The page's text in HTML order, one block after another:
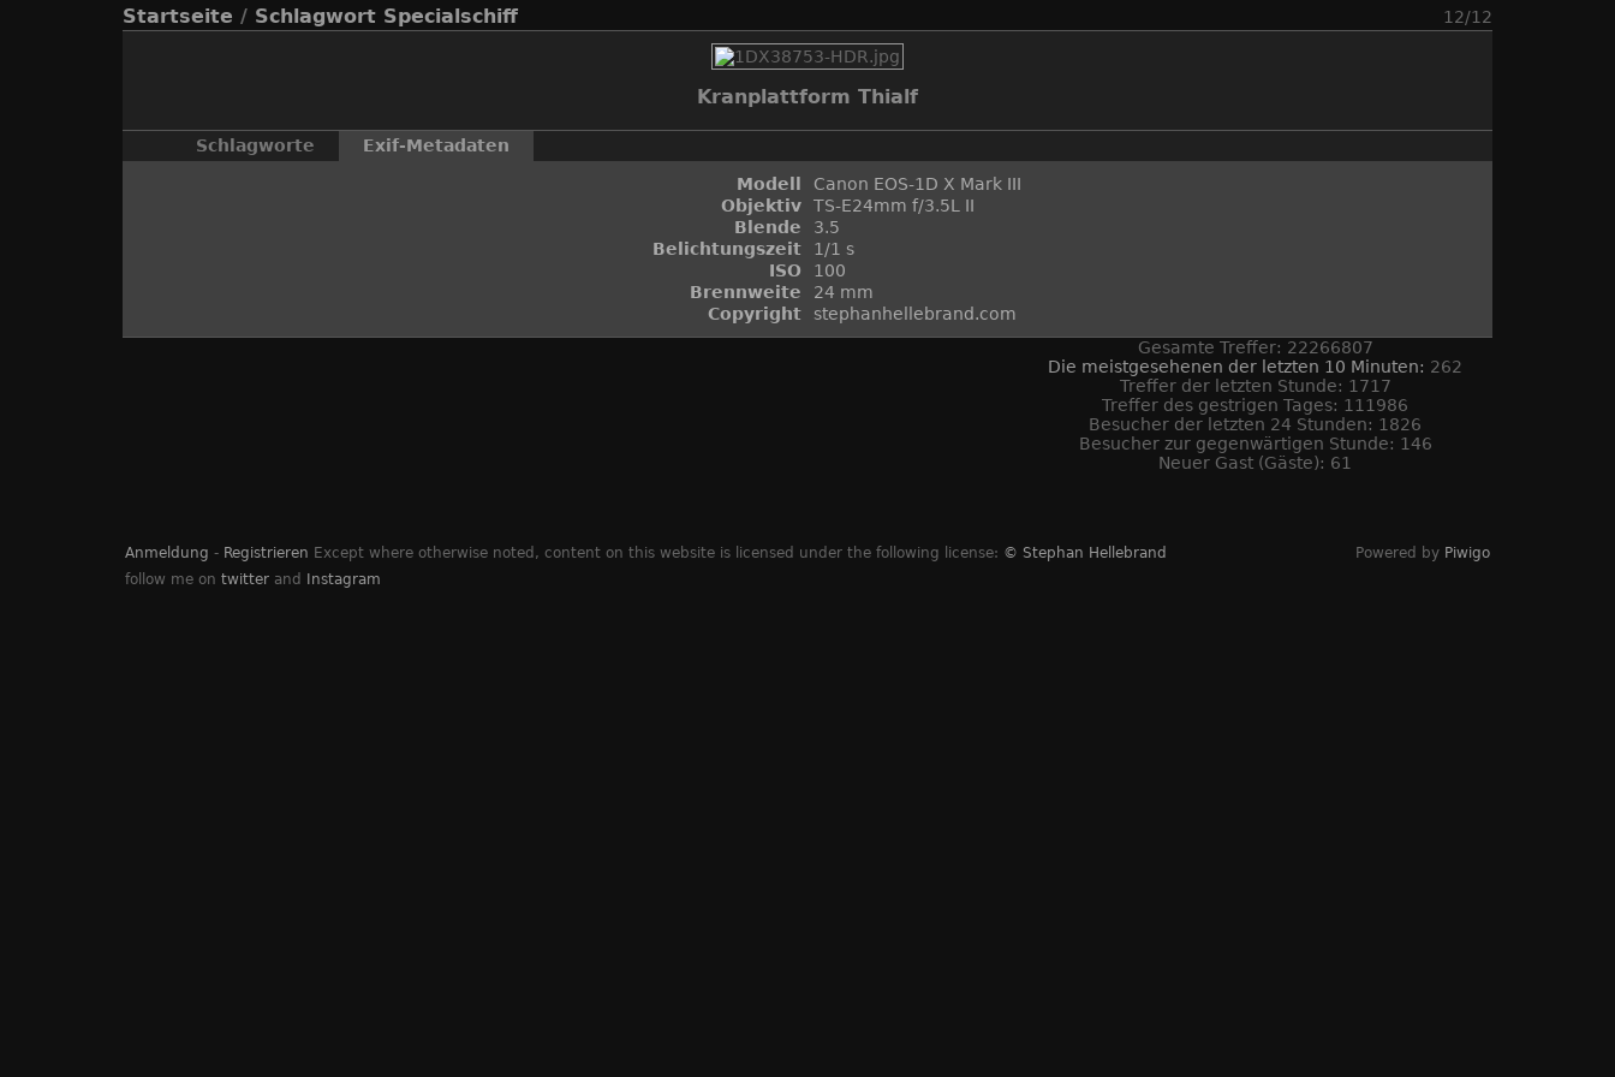
12/12
Startseite / Schlagwort Specialschiff
Kranplattform Thialf
Schlagworte
Exif-Metadaten
Modell
Canon EOS-1D X Mark III
Objektiv
TS-E24mm f/3.5L II
Blende
3.5
Belichtungszeit
1/1 s
ISO
100
Brennweite
24 mm
Copyright
stephanhellebrand.com
Gesamte Treffer: 22266807
Die meistgesehenen der letzten 10 Minuten: 262
Treffer der letzten Stunde: 1717
Treffer des gestrigen Tages: 111986
Besucher der letzten 24 Stunden: 1826
Besucher zur gegenwärtigen Stunde: 146
Neuer Gast (Gäste): 61
Anmeldung - Registrieren Except where otherwise noted, content on this website is licensed under the following license: © Stephan Hellebrand
follow me on twitter and Instagram
Powered by Piwigo